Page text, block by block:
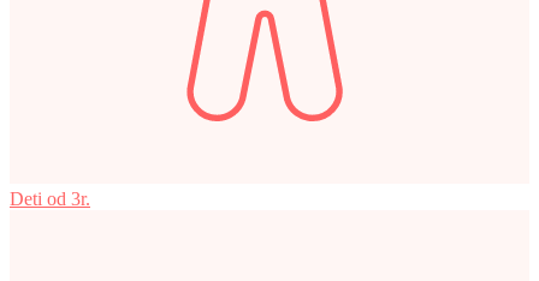
Deti od 3r.